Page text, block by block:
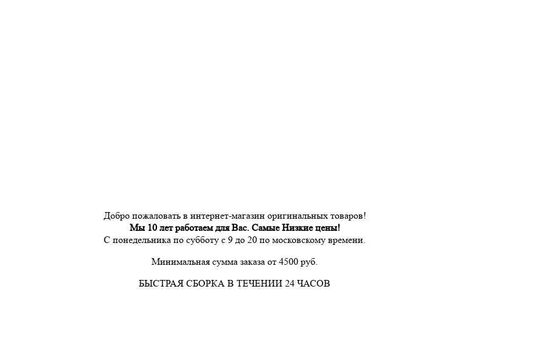
Добро пожаловать в интернет-магазин оригинальных товаров!
Мы 10 лет работаем для Вас. Самые Низкие цены!
С понедельника по субботу с 9 до 20 по московскому времени.
Минимальная сумма заказа от 4500 руб.
БЫСТРАЯ СБОРКА В ТЕЧЕНИИ 24 ЧАСОВ